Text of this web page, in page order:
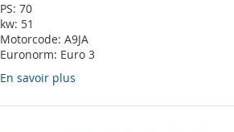
PS:70
kw: 51
Motorcode:A9JA
Euronorm: Euro 3
En savoir plus